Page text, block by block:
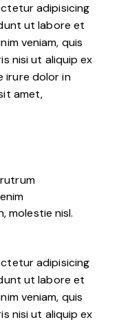
adipisicing
ut labore et
veniam, quis
nisi ut aliquip ex
irure dolor in
amet,
molestie nisl.
adipisicing
ut labore et
veniam, quis
nisi ut aliquip ex